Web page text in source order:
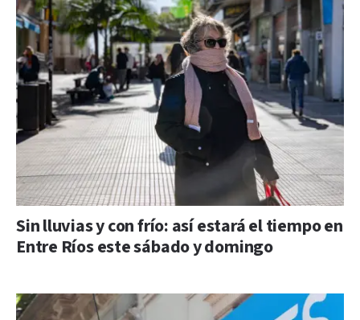
Sin lluvias y con frío: así estará el tiempo en
Entre Ríos este sábado y domingo